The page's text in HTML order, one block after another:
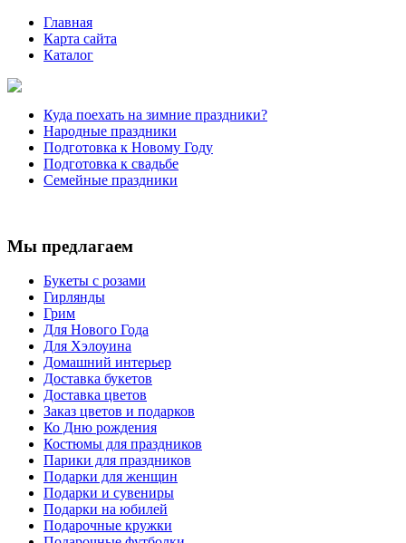
Главная
Карта сайта
Каталог
Куда поехать на зимние праздники?
Народные праздники
Подготовка к Новому Году
Подготовка к свадьбе
Семейные праздники
Мы предлагаем
Букеты с розами
Гирлянды
Грим
Для Нового Года
Для Хэлоуина
Домашний интерьер
Доставка букетов
Доставка цветов
Заказ цветов и подарков
Ко Дню рождения
Костюмы для праздников
Парики для праздников
Подарки для женщин
Подарки и сувениры
Подарки на юбилей
Подарочные кружки